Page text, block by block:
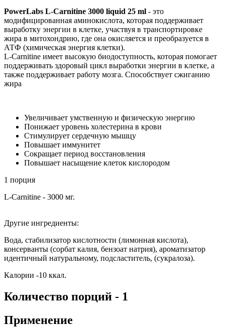
PowerLabs L-Carnitine 3000 liquid 25 ml - это
модифицированная аминокислота, которая поддерживает
выработку энергии в клетке, участвуя в транспортировке
жира в митохондрию, где она окисляется и преобразуется в
АТФ (химическая энергия клетки).
L-Carnitine имеет высокую биодоступность, которая помогает
поддерживать здоровый цикл выработки энергии в клетке, а
также поддерживает работу мозга. Способствует сжиганию
жира
Увеличивает умственную и физическую энергию
Понижает уровень холестерина в крови
Стимулирует сердечную мышцу
Повышает иммунитет
Сокращает период восстановления
Повышает насыщение клеток кислородом
1 порция
L-Carnitine - 3000 мг.
Другие ингредиенты:
Вода, стабилизатор кислотности (лимонная кислота),
консерванты (сорбат калия, бензоат натрия), ароматизатор
идентичный натуральному, подсластитель, (сукралоза).
Калории -10 ккал.
Количество порций - 1
Применение